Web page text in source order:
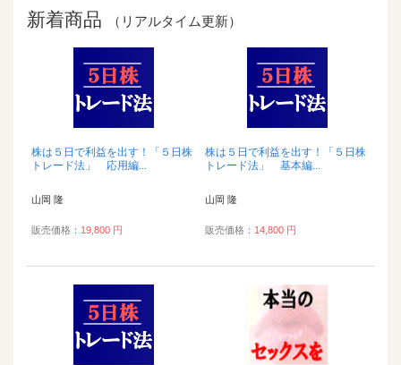
新着商品 （リアルタイム更新）
株は５日で利益を出す！「５日株
トレード法」 応用編...
山岡 隆
販売価格： 19,800 円
株は５日で利益を出す！「５日株
トレード法」 基本編...
山岡 隆
販売価格： 14,800 円